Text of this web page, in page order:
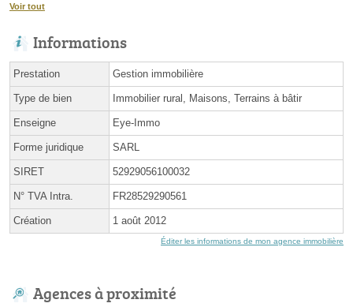
Voir tout
Informations
Prestation Gestion immobilière
Type de bien Immobilier rural, Maisons, Terrains à bâtir
Enseigne Eye-Immo
Forme juridique SARL
SIRET 52929056100032
N° TVA Intra. FR28529290561
Création 1 août 2012
Éditer les informations de mon agence immobilière
Agences à proximité